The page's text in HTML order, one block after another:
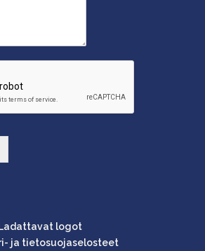
Ladattavat logot
ja tietosuojaselosteet